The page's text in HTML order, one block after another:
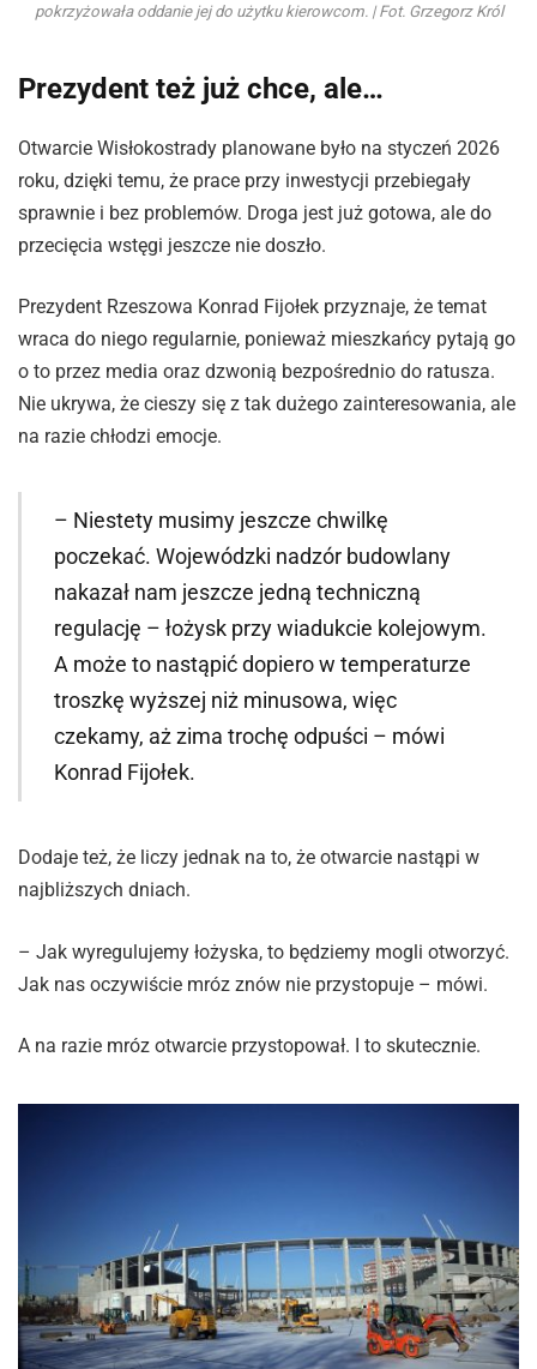
pokrzyżowała oddanie jej do użytku kierowcom. | Fot. Grzegorz Król
Prezydent też już chce, ale…
Otwarcie Wisłokostrady planowane było na styczeń 2026
roku, dzięki temu, że prace przy inwestycji przebiegały
sprawnie i bez problemów. Droga jest już gotowa, ale do
przecięcia wstęgi jeszcze nie doszło.
Prezydent Rzeszowa Konrad Fijołek przyznaje, że temat
wraca do niego regularnie, ponieważ mieszkańcy pytają go
o to przez media oraz dzwonią bezpośrednio do ratusza.
Nie ukrywa, że cieszy się z tak dużego zainteresowania, ale
na razie chłodzi emocje.
– Niestety musimy jeszcze chwilkę
poczekać. Wojewódzki nadzór budowlany
nakazał nam jeszcze jedną techniczną
regulację – łożysk przy wiadukcie kolejowym.
A może to nastąpić dopiero w temperaturze
troszkę wyższej niż minusowa, więc
czekamy, aż zima trochę odpuści – mówi
Konrad Fijołek.
Dodaje też, że liczy jednak na to, że otwarcie nastąpi w
najbliższych dniach.
– Jak wyregulujemy łożyska, to będziemy mogli otworzyć.
Jak nas oczywiście mróz znów nie przystopuje – mówi.
A na razie mróz otwarcie przystopował. I to skutecznie.